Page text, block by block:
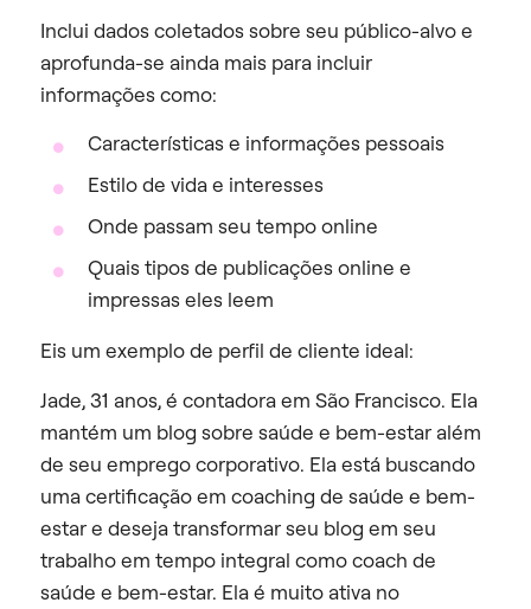
Inclui dados coletados sobre seu público-alvo e
aprofunda-se ainda mais para incluir
informações como:
Características e informações pessoais
Estilo de vida e interesses
Onde passam seu tempo online
Quais tipos de publicações online e
impressas eles leem
Eis um exemplo de perfil de cliente ideal:
Jade, 31 anos, é contadora em São Francisco. Ela
mantém um blog sobre saúde e bem-estar além
de seu emprego corporativo. Ela está buscando
uma certificação em coaching de saúde e bem-
estar e deseja transformar seu blog em seu
trabalho em tempo integral como coach de
saúde e bem-estar. Ela é muito ativa no